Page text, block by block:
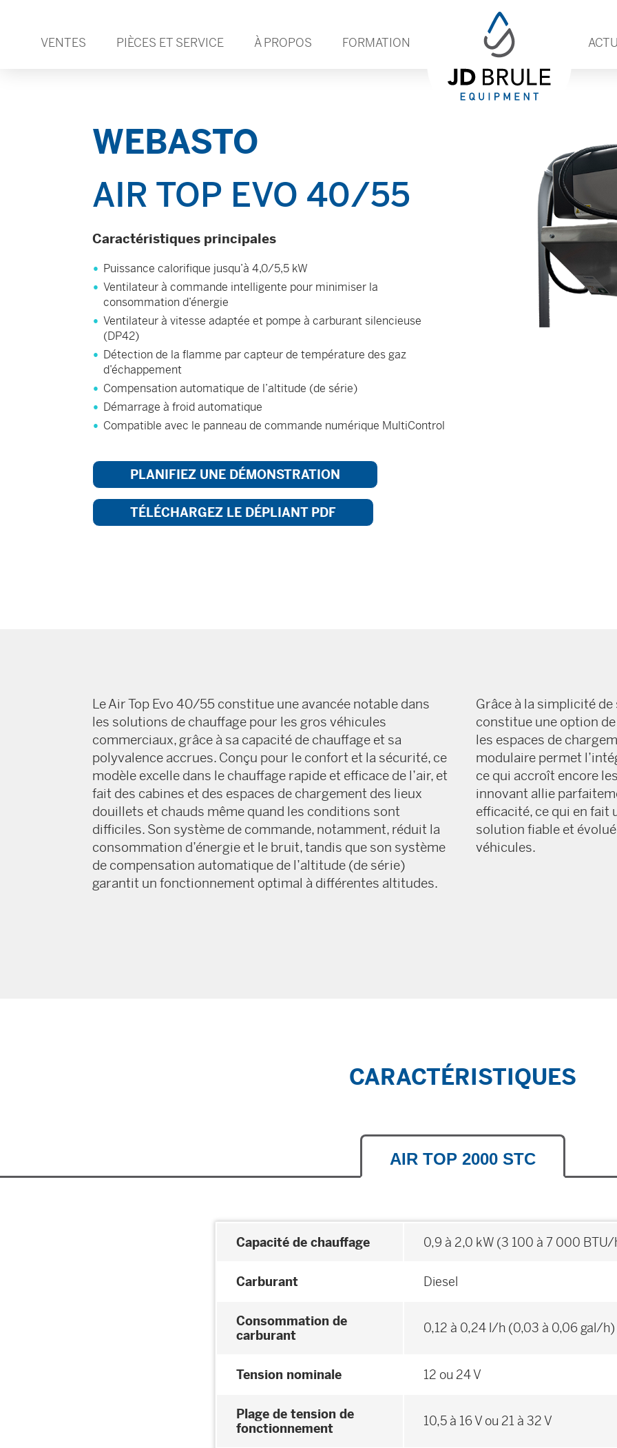
VENTES PIÈCES ET SERVICE À PROPOS FORMATION
WEBASTO
AIR TOP EVO 40/55
Caractéristiques principales
Puissance calorifique jusqu’à 4,0/5,5 kW
Ventilateur à commande intelligente pour minimiser la
consommation d’énergie
Ventilateur à vitesse adaptée et pompe à carburant silencieuse
(DP42)
Détection de la flamme par capteur de température des gaz
d’échappement
Compensation automatique de l’altitude (de série)
Démarrage à froid automatique
Compatible avec le panneau de commande numérique MultiControl
PLANIFIEZ UNE DÉMONSTRATION
TÉLÉCHARGEZ LE DÉPLIANT PDF
Le Air Top Evo 40/55 constitue une avancée notable dans
les solutions de chauffage pour les gros véhicules
commerciaux, grâce à sa capacité de chauffage et sa
polyvalence accrues. Conçu pour le confort et la sécurité, ce
modèle excelle dans le chauffage rapide et efficace de l’air, et
fait des cabines et des espaces de chargement des lieux
douillets et chauds même quand les conditions sont
difficiles. Son système de commande, notamment, réduit la
consommation d’énergie et le bruit, tandis que son système
de compensation automatique de l’altitude (de série)
garantit un fonctionnement optimal à différentes altitudes.
Grâce à la simplicité
constitue une option
les espaces de
modulaire permet
ce qui accroît encore
innovant allie
efficacité, ce qui en fait
solution fiable et
véhicules.
CARACTÉRISTIQUES
AIR TOP 2000 STC
Capacité de chauffage 0,9 à 2,0 kW (3 100 à 7 000
Carburant Diesel
Consommation de
carburant
0,12 à 0,24 l/h (0,03 à 0,06 gal/h)
Tension nominale 12 ou 24 V
Plage de tension de
fonctionnement
10,5 à 16 V ou 21 à 32 V